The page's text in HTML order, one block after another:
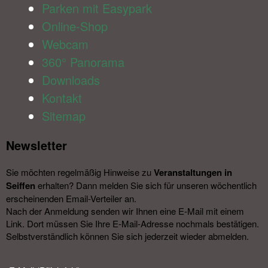
Parken mit Easypark
Online-Shop
Webcam
360° Panorama
Downloads
Kontakt
Sitemap
Newsletter​
Sie möchten regelmäßig Hinweise zu Veranstal­tungen in
Seiffen erhalten? Dann melden Sie sich für unseren wöchentlich
erscheinenden Email-Verteiler an.
Nach der Anmeldung senden wir Ihnen eine E-Mail mit einem
Link. Dort müssen Sie Ihre E-Mail-Adresse nochmals bestätigen.
Selbstverständlich können Sie sich jederzeit wieder abmelden.​